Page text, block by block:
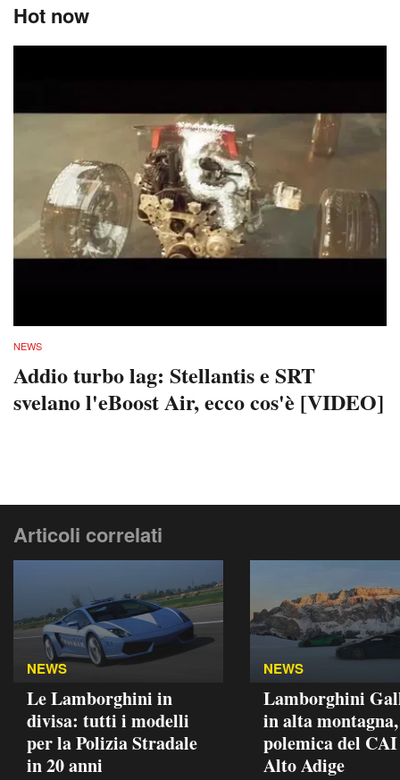
Hot now
NEWS
Addio turbo lag: Stellantis e SRT
svelano l'eBoost Air, ecco cos'è [VIDEO]
Articoli correlati
NEWS
Le Lamborghini in
divisa: tutti i modelli
per la Polizia Stradale
in 20 anni
NEWS
Lamborghini
in alta
polemica del
Alto Adige